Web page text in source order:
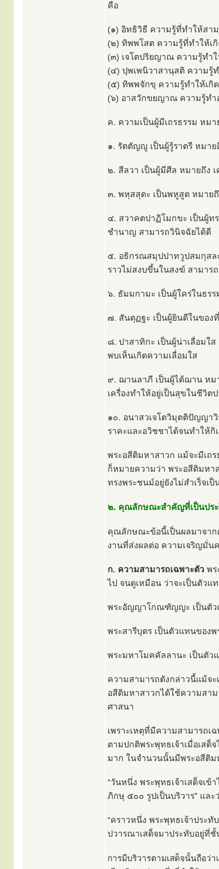
คือ
(๑) อิทธิวิธี ความรู้ที่ทำให้สา
(๒) ทิพพโสต ความรู้ที่ทำให้เ
(๓) เจโตปริยญาณ ความรู้ทำ
(๔) ปุพเพนิวาสานุสติ ความรู้
(๕) ทิพพจักขุ ความรู้ทำให้เกิ
(๖) อาสวักขยญาณ ความรู้ทำ
ค. ความเป็นผู้มีเถรธรรม หม
๑. รัตตัญญู เป็นผู้รู้ราตรี หมาย
๒. สีลวา เป็นผู้มีศีล หมายถึง
๓. พหุสสุตะ เป็นพหูสูต หมาย
๔. สวาคตปาฏิโมกขะ เป็นผู้ท
ชำนาญ สามารถวินิจฉัยได้ดี
๕. อธิกรณสมุปปาทวูปสมกุสล
ราวไม่สงบขึ้นในสงฆ์ สามาร
๖. ธัมมกามะ เป็นผู้ใคร่ในธร
๗. สันตุฏฐะ เป็นผู้ยินดีในขอ
๘. ปาสาทิกะ เป็นผู้น่าเลื่อมใ
พบเห็นเกิดความเลื่อมใส
๙. ฌานลาภี เป็นผู้ได้ฌาน หม
เครื่องทำให้อยู่เป็นสุขในชีวิต
๑๐. อนาสวเจโตวิมุตติปัญญา
ราคะและอวิชชาได้จนทำให้กิ
พระอสีติมหาสาวก แม้จะมีเถ
ก็หมายความว่า พระอสีติมหา
ทรงพระชนม์อยู่ยังไม่สำเร็จเ
๒. คุณลักษณะสำคัญที่เป็นปร
คุณลักษณะข้อนี้เป็นผลมาจาก
งานที่ส่งผลต่อ ความเจริญมั่น
ก. ความสามารถเฉพาะตัว พร
ไป จนดูเหมือน ว่าจะเป็นตัวแ
พระอัญญาโกณฑัญญะ เป็นตัว
พระสารีบุตร เป็นตัวแทนของ
พระมหาโมคคัลลานะ เป็นตัว
ความสามารถดังกล่าวนี้แม้จะ
อสีติมหาสาวกได้ใช้ความสา
ศาสนา
เพราะเหตุที่มีความสามารถเ
ตามปกติพระพุทธเจ้าเมื่อเสด็
มาก ในจำนวนนั้นมีพระอสีติม
“วันหนึ่ง พระพุทธเจ้าเสด็จเ
ภิกษุ ๕๐๐ รูปเป็นบริวาร” และ
“คราวหนึ่ง พระพุทธเจ้าประ
ปวารณาเสด็จมาประทับอยู่ที่
การมีบริวารตามเสด็จนั้นถือว่า